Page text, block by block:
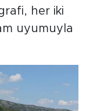
her iki
uyumuyla